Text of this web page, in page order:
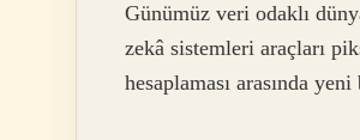
Günümüz veri odaklı
zekâ sistemleri araçları
hesaplaması arasında